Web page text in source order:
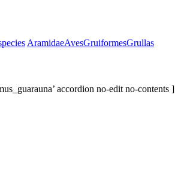
AramidaeAvesGruiformesGrullas
accordion no-edit no-contents ]